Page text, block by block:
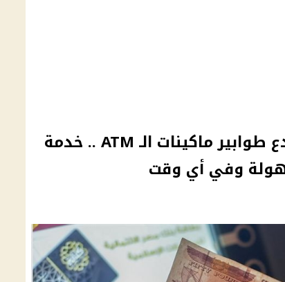
هام لأصحاب المعاشات ودع طوابير ماكينات الـ ATM .. خدمة
وفي أي وقت